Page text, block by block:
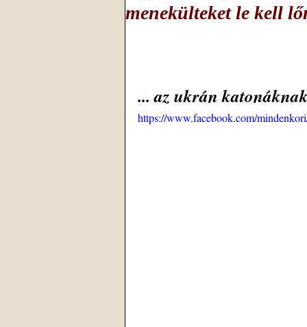
menekülteket le kell
... az ukrán katonáknak
https://www.facebook.com/